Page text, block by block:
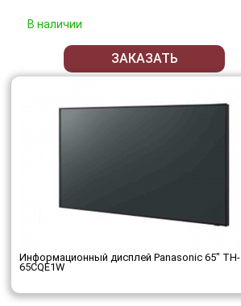
В наличии
ЗАКАЗАТЬ
Информационный дисплей Panasonic 65" TH-
65CQE1W